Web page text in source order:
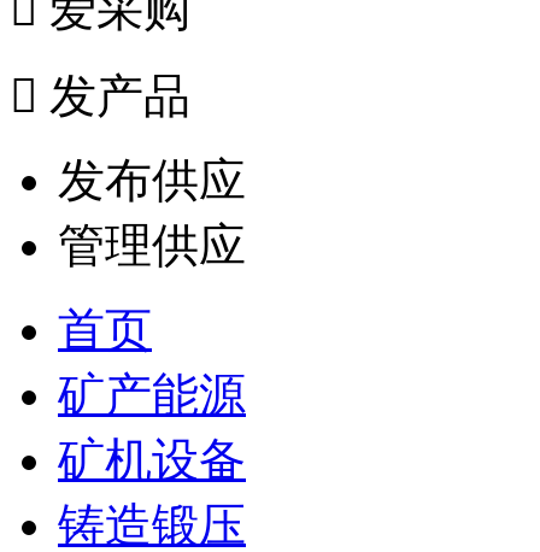
 发产品
发布供应
管理供应
首页
矿产能源
矿机设备
铸造锻压